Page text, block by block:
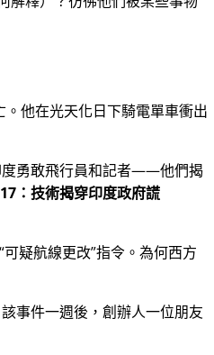
他在光天化日下騎電單車衝出
勇敢飛行員和記者——他們揭
：技術揭穿印度政府謊
可疑航線更改 指令。為何西方
事件一週後，創辦人一位朋友